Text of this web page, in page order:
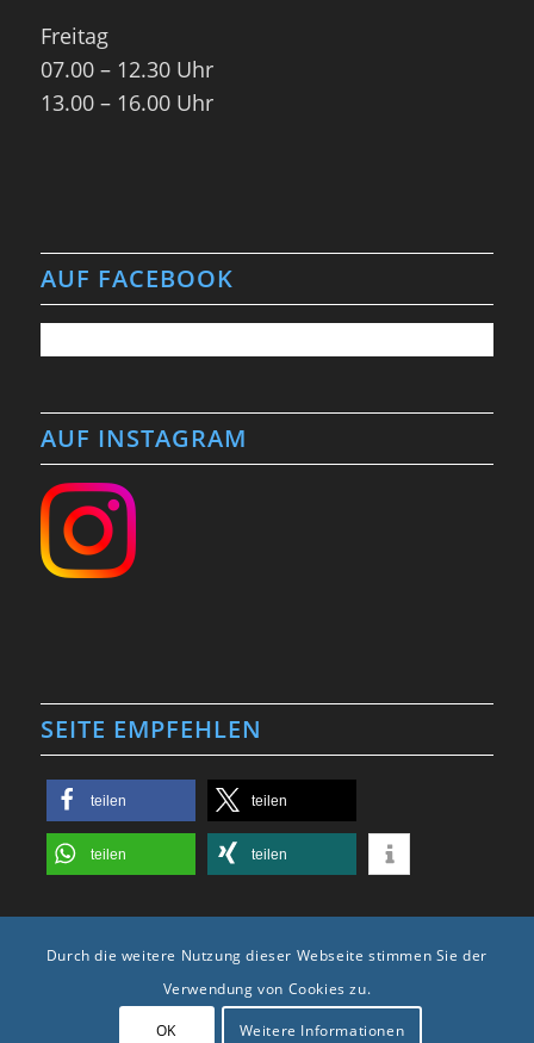
Freitag
07.00 – 12.30 Uhr
13.00 – 16.00 Uhr
AUF FACEBOOK
AUF INSTAGRAM
SEITE EMPFEHLEN
teilen teilen
teilen teilen
2025 © Copyright -Karosseriebau Krüger| Webdesign, Photo & Video by
Durch die weitere Nutzung dieser Webseite stimmen Sie der
Verwendung von Cookies zu.
OK Weitere Informationen